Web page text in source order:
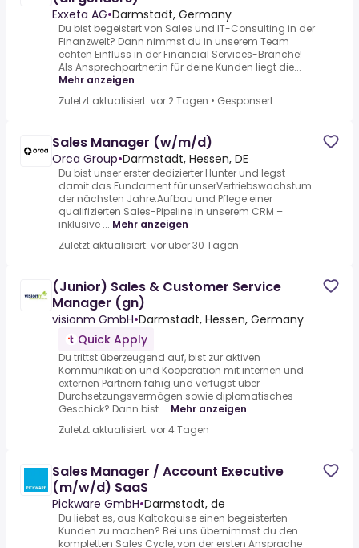
Exxeta AG•Darmstadt, Germany
Du bist begeistert von Sales und IT-Consulting in der
Finanzwelt? Dann nimmst du in unserem Team
echten Einfluss in der Financial Services-Branche!
Als Ansprechpartner:in für deine Kunden liegt die...
Mehr anzeigen
Zuletzt aktualisiert: vor 2 Tagen • Gesponsert
Sales Manager (w/m/d)
Orca Group•Darmstadt, Hessen, DE
Du bist unser erster dedizierter Hunter und legst
damit das Fundament für unserVertriebswachstum
der nächsten Jahre.Aufbau und Pflege einer
qualifizierten Sales-Pipeline in unserem CRM –
inklusive ... Mehr anzeigen
Zuletzt aktualisiert: vor über 30 Tagen
(Junior) Sales & Customer Service
Manager (gn)
visionm GmbH•Darmstadt, Hessen, Germany
Quick Apply
Du trittst überzeugend auf, bist zur aktiven
Kommunikation und Kooperation mit internen und
externen Partnern fähig und verfügst über
Durchsetzungsvermögen sowie diplomatisches
Geschick?.Dann bist ... Mehr anzeigen
Zuletzt aktualisiert: vor 4 Tagen
Sales Manager / Account Executive
(m/w/d) SaaS
Pickware GmbH•Darmstadt, de
Du liebst es, aus Kaltakquise einen begeisterten
Kunden zu machen? Bei uns übernimmst du den
kompletten Sales Cycle, von der ersten Ansprache